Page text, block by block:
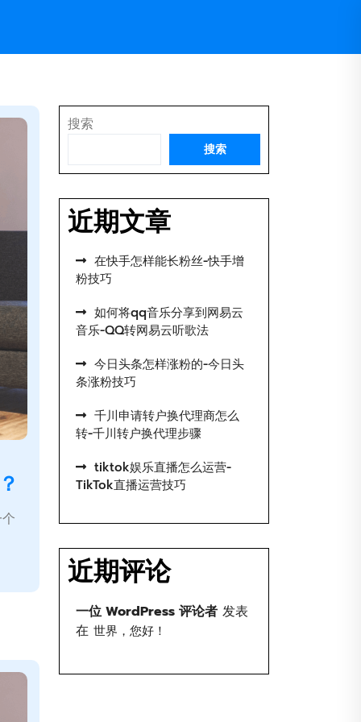
搜索
搜索
近期文章
在快手怎样能长粉丝-快手增
粉技巧
如何将qq音乐分享到网易云
音乐-QQ转网易云听歌法
今日头条怎样涨粉的-今日头
条涨粉技巧
千川申请转户换代理商怎么
转-千川转户换代理步骤
tiktok娱乐直播怎么运营-
TikTok直播运营技巧
近期评论
一位 WordPress 评论者 发表
在 世界，您好！